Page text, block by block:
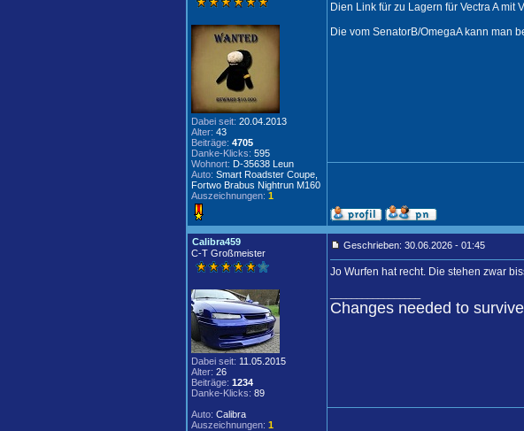
Dabei seit: 20.04.2013
Alter: 43
Beiträge: 4705
Danke-Klicks: 595
Wohnort: D-35638 Leun
Auto: Smart Roadster Coupe,
Fortwo Brabus Nightrun M160
Auszeichnungen: 1
Dien Link für zu Lagern für Vectra A mit
Die vom SenatorB/OmegaA kann man
Calibra459
C-T Großmeister
Dabei seit: 11.05.2015
Alter: 26
Beiträge: 1234
Danke-Klicks: 89
Auto: Calibra
Auszeichnungen: 1
Geschrieben: 30.06.2026 - 01:45
Jo Wurfen hat recht. Die stehen zwar
Changes needed to survive